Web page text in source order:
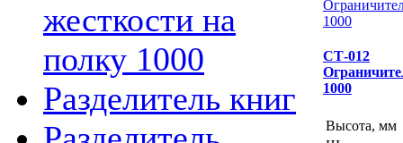
жесткости на
полку 1000
Разделитель книг
СТ-012
1000
Высота, мм